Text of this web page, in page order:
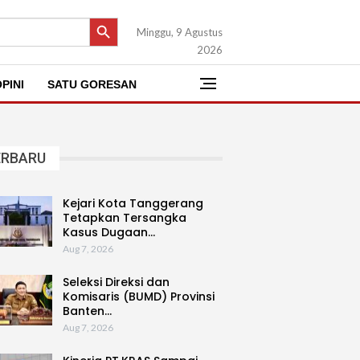
SEARCH BUTTON
Minggu, 9 Agustus
2026
SATU GORESAN
Kejari Kota Tanggerang
Tetapkan Tersangka
Kasus Dugaan…
Aug 7, 2026
Seleksi Direksi dan
Komisaris (BUMD) Provinsi
Banten…
Aug 7, 2026